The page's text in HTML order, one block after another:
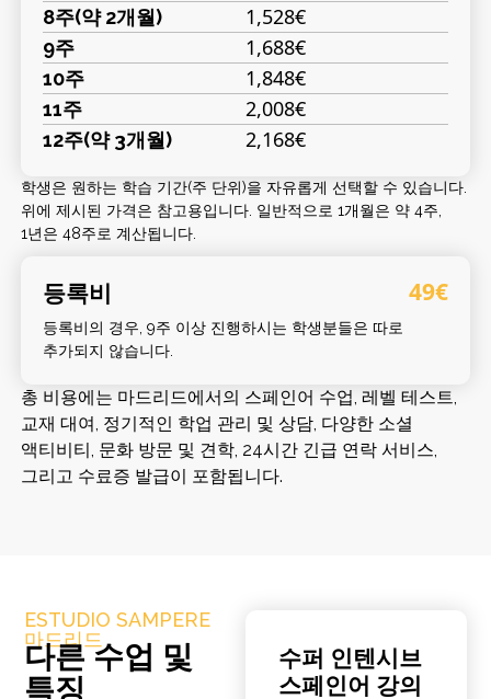
8주(약 2개월) 1,528€
9주 1,688€
10주 1,848€
11주 2,008€
12주(약 3개월) 2,168€
학생은 원하는 학습 기간(주 단위)을 자유롭게 선택할 수 있습니다.
위에 제시된 가격은 참고용입니다. 일반적으로 1개월은 약 4주,
1년은 48주로 계산됩니다.
등록비 49€
등록비의 경우, 9주 이상 진행하시는 학생분들은 따로
추가되지 않습니다.
총 비용에는 마드리드에서의 스페인어 수업, 레벨 테스트,
교재 대여, 정기적인 학업 관리 및 상담, 다양한 소셜
액티비티, 문화 방문 및 견학, 24시간 긴급 연락 서비스,
그리고 수료증 발급이 포함됩니다.
ESTUDIO SAMPERE
마드리드
다른 수업 및
특징
수퍼 인텐시브
스페인어 강의